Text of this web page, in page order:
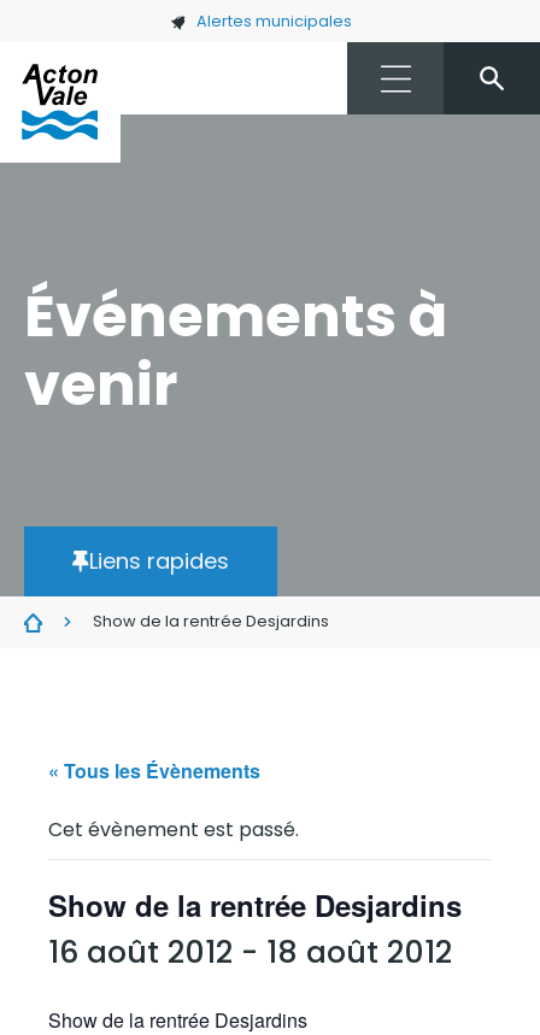
Skip to main content Alertes municipales
Événements à
venir
Liens rapides
Show de la rentrée Desjardins
« Tous les Évènements
Cet évènement est passé.
Show de la rentrée Desjardins
16 août 2012 - 18 août 2012
Show de la rentrée Desjardins